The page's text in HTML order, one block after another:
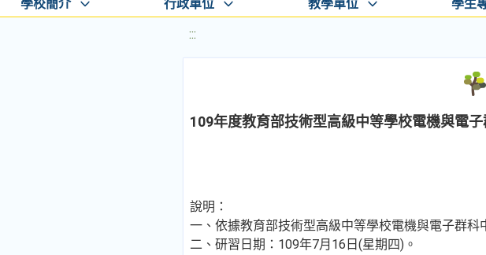
學校簡介 行政單位 教學單位 學生
:::
109年度教育部技術型高級中等學校電機與電
說明：
一、依據教育部技術型高級中等學校電機與電子群科
二、研習日期：109年7月16日(星期四)。